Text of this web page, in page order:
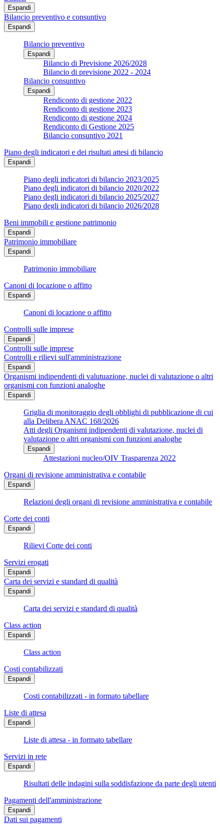
Espandi
Bilancio preventivo e consuntivo
Espandi
Bilancio preventivo
Espandi
Bilancio di Previsione 2026/2028
Bilancio di previsione 2022 - 2024
Bilancio consuntivo
Espandi
Rendiconto di gestione 2022
Rendiconto di gestione 2023
Rendiconto di gestione 2024
Rendiconto di Gestione 2025
Bilancio consuntivo 2021
Piano degli indicatori e dei risultati attesi di bilancio
Espandi
Piano degli indicatori di bilancio 2023/2025
Piano degli indicatori di bilancio 2020/2022
Piano degli indicatori di bilancio 2025/2027
Piano degli indicatori di bilancio 2026/2028
Beni immobili e gestione patrimonio
Espandi
Patrimonio immobiliare
Espandi
Patrimonio immobiliare
Canoni di locazione o affitto
Espandi
Canoni di locazione o affitto
Controlli sulle imprese
Espandi
Controlli sulle imprese
Controlli e rilievi sull'amministrazione
Espandi
Organismi indipendenti di valutuazione, nuclei di valutazione o altri
organismi con funzioni analoghe
Espandi
Griglia di monitoraggio degli obblighi di pubblicazione di cui
alla Delibera ANAC 168/2026
Atti degli Organismi indipendenti di valutazione, nuclei di
valutazione o altri organismi con funzioni analoghe
Espandi
Attestazioni nucleo/OIV Trasparenza 2022
Organi di revisione amministrativa e contabile
Espandi
Relazioni degli organi di revisione amministrativa e contabile
Corte dei conti
Espandi
Rilievi Corte dei conti
Servizi erogati
Espandi
Carta dei servizi e standard di qualità
Espandi
Carta dei servizi e standard di qualità
Class action
Espandi
Class action
Costi contabilizzati
Espandi
Costi contabilizzati - in formato tabellare
Liste di attesa
Espandi
Liste di attesa - in formato tabellare
Servizi in rete
Espandi
Risultati delle indagini sulla soddisfazione da parte degli utenti
Pagamenti dell'amministrazione
Espandi
Dati sui pagamenti